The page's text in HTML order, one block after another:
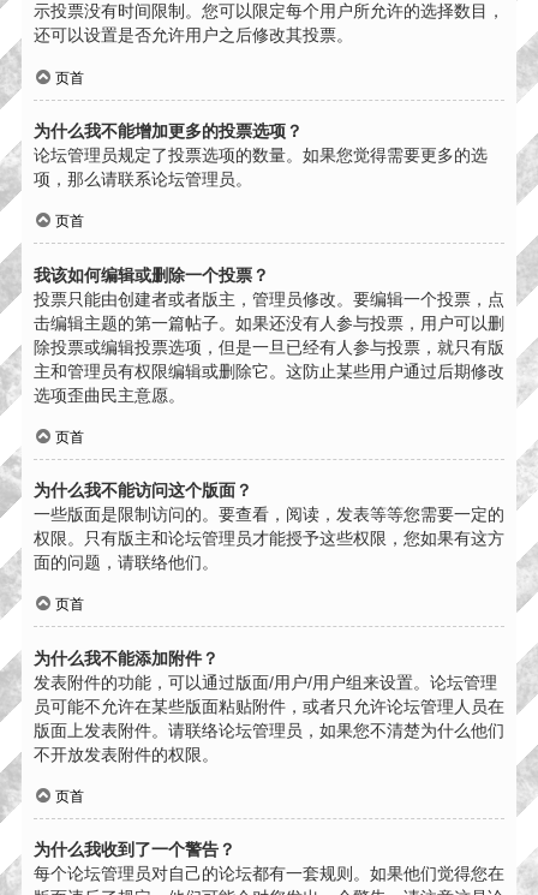
示投票没有时间限制。您可以限定每个用户所允许的选择数目，
还可以设置是否允许用户之后修改其投票。
页首
为什么我不能增加更多的投票选项？
论坛管理员规定了投票选项的数量。如果您觉得需要更多的选
项，那么请联系论坛管理员。
页首
我该如何编辑或删除一个投票？
投票只能由创建者或者版主，管理员修改。要编辑一个投票，点
击编辑主题的第一篇帖子。如果还没有人参与投票，用户可以删
除投票或编辑投票选项，但是一旦已经有人参与投票，就只有版
主和管理员有权限编辑或删除它。这防止某些用户通过后期修改
选项歪曲民主意愿。
页首
为什么我不能访问这个版面？
一些版面是限制访问的。要查看，阅读，发表等等您需要一定的
权限。只有版主和论坛管理员才能授予这些权限，您如果有这方
面的问题，请联络他们。
页首
为什么我不能添加附件？
发表附件的功能，可以通过版面/用户/用户组来设置。论坛管理
员可能不允许在某些版面粘贴附件，或者只允许论坛管理人员在
版面上发表附件。请联络论坛管理员，如果您不清楚为什么他们
不开放发表附件的权限。
页首
为什么我收到了一个警告？
每个论坛管理员对自己的论坛都有一套规则。如果他们觉得您在